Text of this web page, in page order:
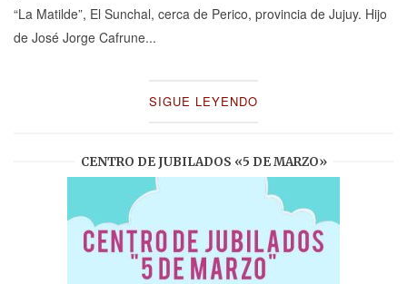
“La Matilde”, El Sunchal, cerca de Perico, provincia de Jujuy. Hijo
de José Jorge Cafrune...
SIGUE LEYENDO
CENTRO DE JUBILADOS «5 DE MARZO»